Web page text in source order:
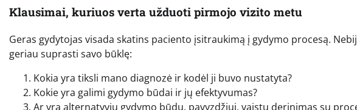
Klausimai, kuriuos verta užduoti pirmojo vizito metu
Geras gydytojas visada skatins paciento įsitraukimą į gydymo procesą.
geriau suprasti savo būklę:
Kokia yra tiksli mano diagnozė ir kodėl ji buvo nustatyta?
Kokie yra galimi gydymo būdai ir jų efektyvumas?
Ar yra alternatyvių gydymo būdų, pavyzdžiui, vaistų derinimas su